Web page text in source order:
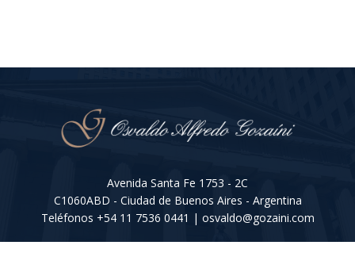
Avenida Santa Fe 1753 - 2C
C1060ABD - Ciudad de Buenos Aires - Argentina
Teléfonos +54 11 7536 0441 | osvaldo@gozaini.com